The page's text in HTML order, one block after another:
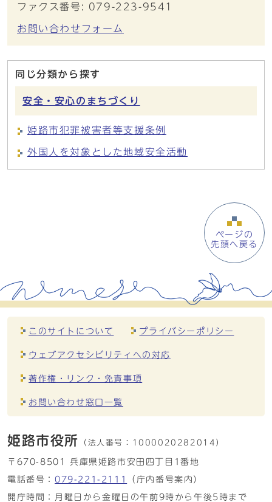
ファクス番号: 079-223-9541
お問い合わせフォーム
同じ分類から探す
安全・安心のまちづくり
姫路市犯罪被害者等支援条例
外国人を対象とした地域安全活動
ページの
先頭へ戻る
このサイトについて プライバシーポリシー
ウェブアクセシビリティへの対応
著作権・リンク・免責事項
お問い合わせ窓口一覧
姫路市役所 （法人番号： 1000020282014）
〒670-8501 兵庫県姫路市安田四丁目1番地
電話番号： 079-221-2111
（庁内番号案内）
開庁時間：月曜日から金曜日の午前9時から午後5時まで